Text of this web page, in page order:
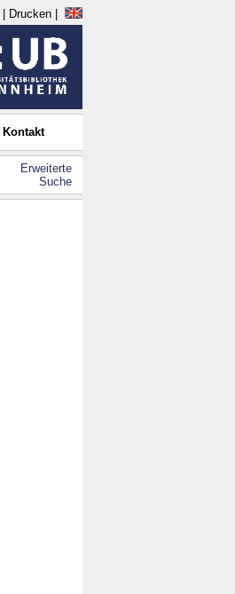
Drucken
Kontakt
Erweiterte
Suche